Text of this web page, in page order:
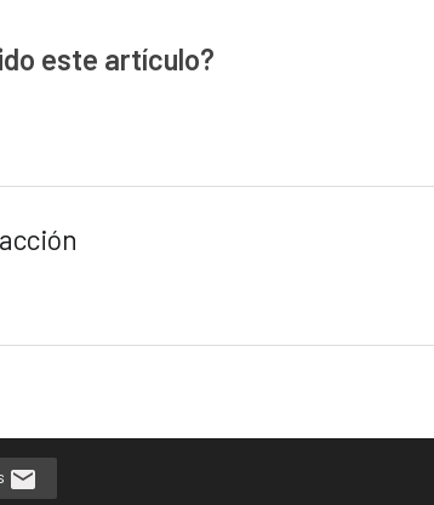
este artículo?